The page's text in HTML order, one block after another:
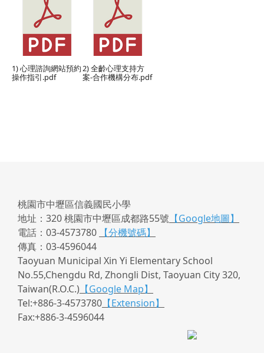
1) 心理諮詢網站預約
操作指引.pdf
2) 全齡心理支持方
案-合作機構分布.pdf
桃園市中壢區信義國民小學
地址：320 桃園市中壢區成都路55號 【Google地圖】
電話：03-4573780
【分機號碼】
傳真：03-4596044
Taoyuan Municipal Xin Yi Elementary School
No.55,Chengdu Rd, Zhongli Dist, Taoyuan City 320,
Taiwan(R.O.C.) 【Google Map】
Tel:+886-3-4573780 【Extension】
Fax:+886-3-4596044